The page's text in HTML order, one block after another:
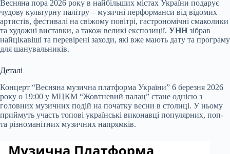
Весняна пора 2026 року в найбільших містах України подарує
чудову культурну палітру – музичні перформанси від відомих
артистів, фестивалі на свіжому повітрі, гастрономічні смаколики
та художні виставки, а також великі експозиції. УНН зібрав
найцікавіші та перевірені заходи, які вже мають дату та програму
для шанувальників.
Деталі
Концерт “Весняна музична платформа України” 6 березня 2026
року о 19:00 у МЦКМ “Жовтневий палац” стане однією з
головних музичних подій на початку весни в столиці. У ньому
приймуть участь топові українські виконавці популярних, поп-
та різноманітних музичних напрямків.